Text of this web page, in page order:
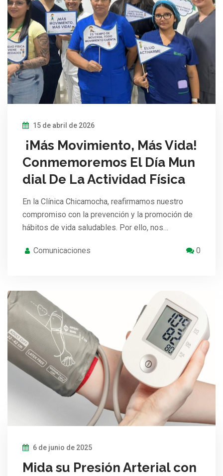
15 de abril de 2026
¡Más Movimiento, Más Vida!
Conmemoremos El Día Mun
dial De La Actividad Física
En la Clínica Chicamocha, reafirmamos nuestro
compromiso con la prevención y la promoción de
hábitos de vida saludables. Por ello, nos…
Comunicaciones 0
6 de junio de 2025
Mida su Presión Arterial con